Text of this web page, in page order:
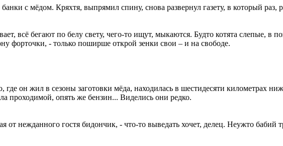
банки с мёдом. Кряхтя, выпрямил спину, снова развернул газету, в который
всё бегают по белу свету, чего-то ищут, мыкаются. Будто котята слепые, в
форточки, - только поширше открой зенки свои – и на свободе.
он жил в сезоны заготовки мёда, находилась в шестидесяти километрах
проходимой, опять же бензин... Виделись они редко.
от нежданного гостя бидончик, - что-то выведать хочет, делец. Неужто